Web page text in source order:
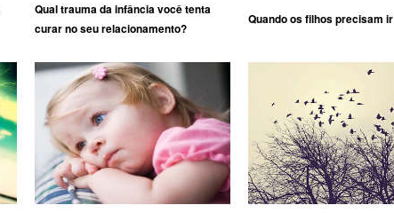
Qual trauma da infância você tenta
curar no seu relacionamento?
Quando os filhos precisam ir